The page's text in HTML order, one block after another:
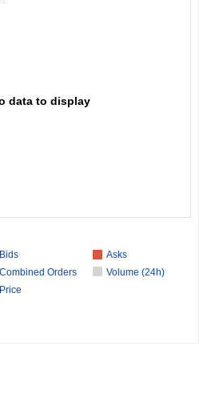
data to display
Bids
Asks
Combined Orders
Volume (24h)
Price